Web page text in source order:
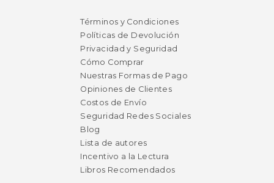
Términos y Condiciones
Políticas de Devolución
Privacidad y Seguridad
Cómo Comprar
Nuestras Formas de Pago
Opiniones de Clientes
Costos de Envío
Seguridad Redes Sociales
Blog
Lista de autores
Incentivo a la Lectura
Libros Recomendados